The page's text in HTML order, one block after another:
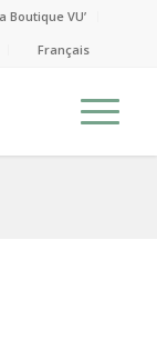
Boutique VU’
Français